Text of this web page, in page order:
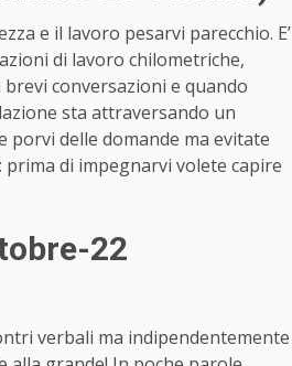
e il lavoro pesarvi parecchio. E’
di lavoro chilometriche,
conversazioni e quando
sta attraversando un
porvi delle domande ma evitate
di impegnarvi volete capire
22
verbali ma indipendentemente